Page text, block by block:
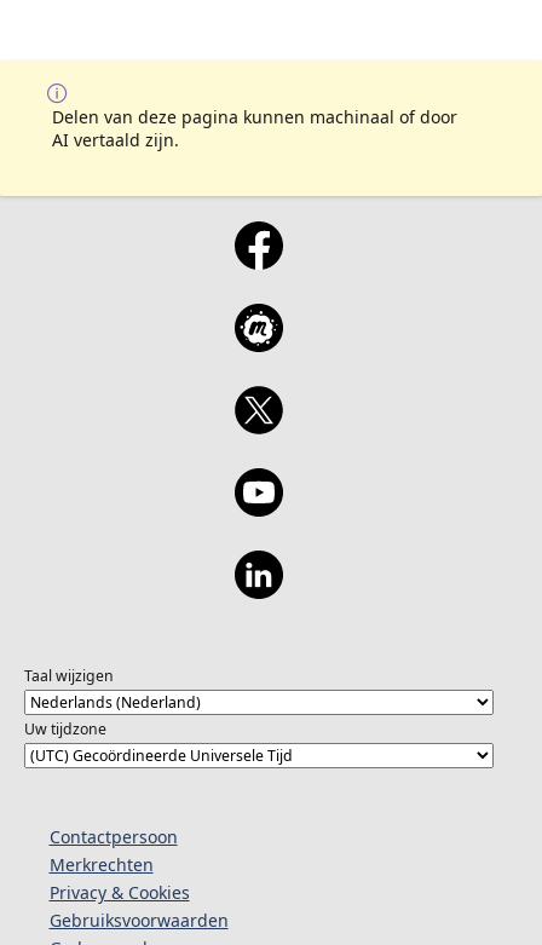
Delen van deze pagina kunnen machinaal of door
AI vertaald zijn.
Taal wijzigen
Uw tijdzone
Contactpersoon
Merkrechten
Privacy & Cookies
Gebruiksvoorwaarden